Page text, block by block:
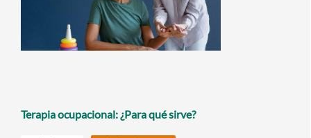
Terapia ocupacional: ¿Para qué sirve?